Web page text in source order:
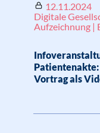
12.11.2024
Digitale
Aufzeichnung |
Vortrag als